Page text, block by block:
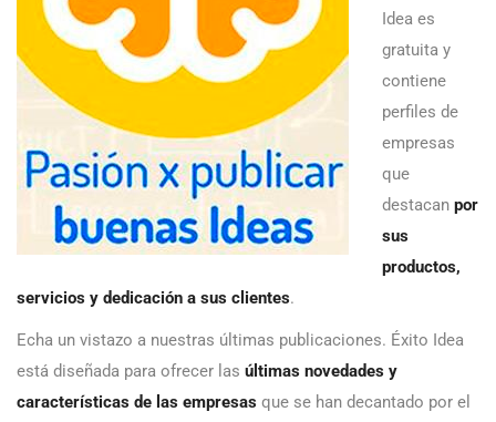
Idea es
gratuita y
contiene
perfiles de
empresas
que
destacan por
sus
productos,
servicios y dedicación a sus clientes.
Echa un vistazo a nuestras últimas publicaciones. Éxito Idea
está diseñada para ofrecer las últimas novedades y
características de las empresas que se han decantado por el